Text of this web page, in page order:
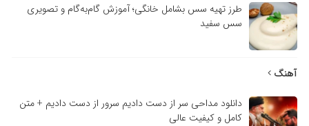
طرز تهیه سس بشامل خانگی؛ آموزش گام‌به‌گام و تصویری
سس سفید
آهنگ
دانلود مداحی سر از دست دادیم سرور از دست دادیم + متن
کامل و کیفیت عالی